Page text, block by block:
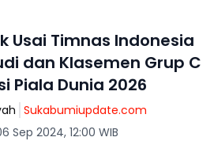
Usai Timnas Indonesia
dan Klasemen Grup C
Piala Dunia 2026
Sukabumiupdate.com
Sep 2024, 12:00 WIB